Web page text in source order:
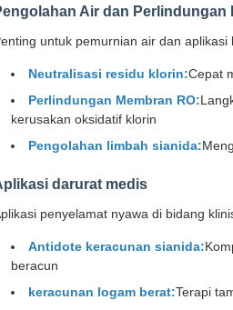
Air dan Perlindungan
untuk pemurnian air dan aplikasi
Neutralisasi residu klorin:Cepat
Perlindungan Membran RO:
kerusakan oksidatif klorin
Pengolahan limbah sianida:
darurat medis
penyelamat nyawa di bidang
Antidote keracunan sianida:
beracun
keracunan logam berat:Terapi